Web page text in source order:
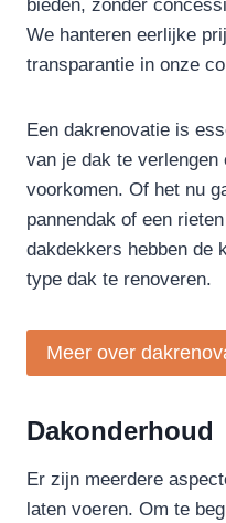
bieden, zonder
We hanteren eerlijke
transparantie in onze
Een dakrenovatie is
van je dak te verlengen
voorkomen. Of het nu
pannendak of een
dakdekkers hebben de
type dak te renoveren.
Meer over
Dakonderhoud
Er zijn meerdere
laten voeren. Om te